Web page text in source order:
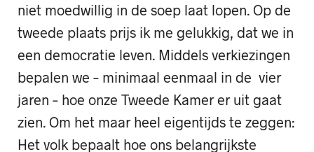
niet moedwillig in de soep laat lopen. Op de
tweede plaats prijs ik me gelukkig, dat we in
een democratie leven. Middels verkiezingen
bepalen we – minimaal eenmaal in de vier
jaren – hoe onze Tweede Kamer er uit gaat
zien. Om het maar heel eigentijds te zeggen:
Het volk bepaalt hoe ons belangrijkste